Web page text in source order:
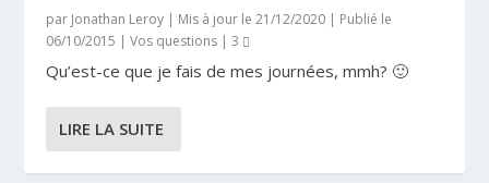
par Jonathan Leroy | Mis à jour le 21/12/2020 | Publié le
06/10/2015 |Vos questions |3
Qu’est-ce que je fais de mes journées, mmh? 🙂
LIRE LA SUITE